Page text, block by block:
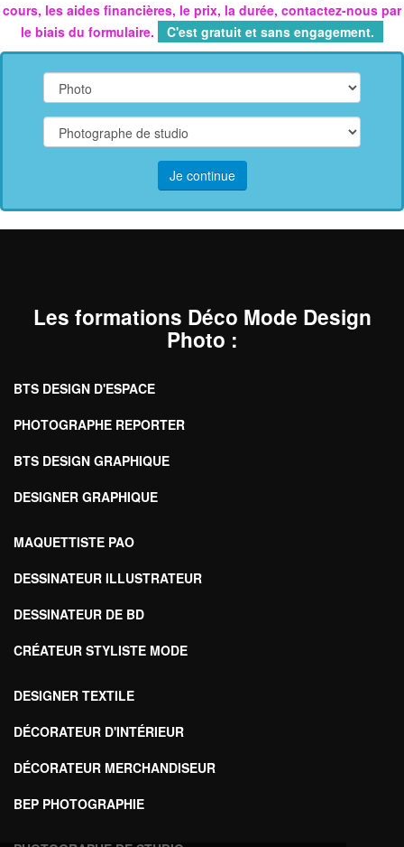
cours, les aides financières, le prix, la durée, contactez-nous par
le biais du formulaire.
C'est gratuit et sans engagement.
Je continue
Les formations Déco Mode Design
Photo :
BTS DESIGN D'ESPACE
PHOTOGRAPHE REPORTER
BTS DESIGN GRAPHIQUE
DESIGNER GRAPHIQUE
MAQUETTISTE PAO
DESSINATEUR ILLUSTRATEUR
DESSINATEUR DE BD
CRÉATEUR STYLISTE MODE
DESIGNER TEXTILE
DÉCORATEUR D'INTÉRIEUR
DÉCORATEUR MERCHANDISEUR
BEP PHOTOGRAPHIE